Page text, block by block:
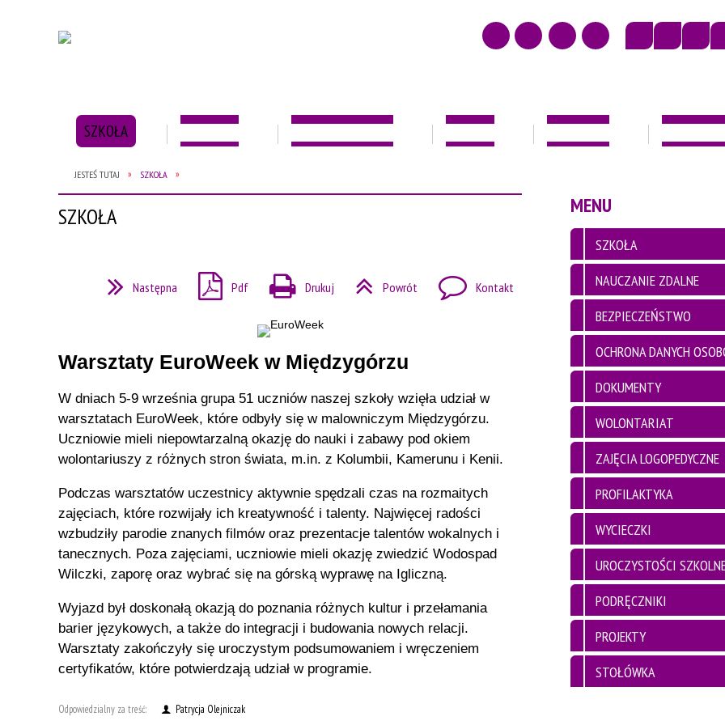
SZKOŁA
JESTEŚ TUTAJ SZKOŁA
SZKOŁA
Następna Pdf Drukuj Powrót Kontakt
Warsztaty EuroWeek w Międzygórzu
W dniach 5-9 września grupa 51 uczniów naszej szkoły wzięła udział w
warsztatach EuroWeek, które odbyły się w malowniczym Międzygórzu.
Uczniowie mieli niepowtarzalną okazję do nauki i zabawy pod okiem
wolontariuszy z różnych stron świata, m.in. z Kolumbii, Kamerunu i Kenii.
Podczas warsztatów uczestnicy aktywnie spędzali czas na rozmaitych
zajęciach, które rozwijały ich kreatywność i talenty. Najwięcej radości
wzbudziły parodie znanych filmów oraz prezentacje talentów wokalnych i
tanecznych. Poza zajęciami, uczniowie mieli okazję zwiedzić Wodospad
Wilczki, zaporę oraz wybrać się na górską wyprawę na Igliczną.
Wyjazd był doskonałą okazją do poznania różnych kultur i przełamania
barier językowych, a także do integracji i budowania nowych relacji.
Warsztaty zakończyły się uroczystym podsumowaniem i wręczeniem
certyfikatów, które potwierdzają udział w programie.
Odpowiedzialny za treść:
Patrycja Olejniczak
MENU
SZKOŁA
NAUCZANIE ZDALNE
BEZPIECZEŃSTWO
OCHRONA DANYCH
DOKUMENTY
WOLONTARIAT
ZAJĘCIA LOGOPEDYCZNE
PROFILAKTYKA
WYCIECZKI
UROCZYSTOŚCI
PODRĘCZNIKI
PROJEKTY
STOŁÓWKA